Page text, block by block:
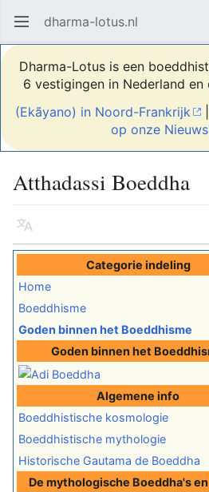
Hoofdmenu openen dharma-lotus.nl
Dharma-Lotus is een
6 vestigingen in Nederland en
(Ekãyano) in Noord-Frankrijk
|
op onze
Atthadassi Boeddha
Taal
Categorie indeling
Home
Boeddhisme
Goden binnen het Boeddhisme
Goden binnen het
Algemene info
Boeddhistische kosmologie
Boeddhistische mythologie
Historische Gautama de Boeddha
De mythologische Boeddha's